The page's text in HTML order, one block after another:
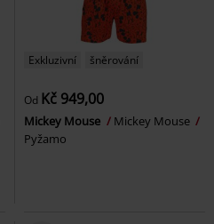
Exkluzivní šněrování
Od Kč 949,00
Mickey Mouse
Mickey Mouse
Pyžamo